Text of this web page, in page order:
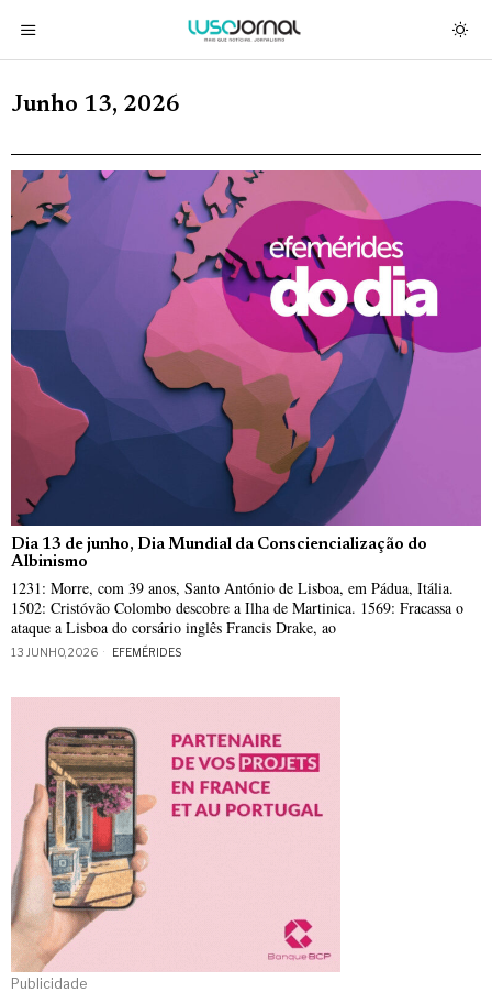
Junho 13, 2026
Dia 13 de junho, Dia Mundial da Consciencialização do
Albinismo
1231: Morre, com 39 anos, Santo António de Lisboa, em Pádua, Itália.
1502: Cristóvão Colombo descobre a Ilha de Martinica. 1569: Fracassa o
ataque a Lisboa do corsário inglês Francis Drake, ao
13 JUNHO, 2026 EFEMÉRIDES
Publicidade